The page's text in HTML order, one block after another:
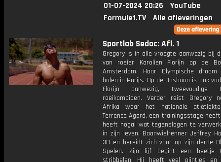
01-07-2024 20:26
YouTube
Formule1.TV
Alle afleveringen
Sportlab Sedoc: Afl. 1
Gregory is in alle vroegte aanwezig bij
van roeier Karolien Florijn op de
Amsterdam. Haar Olympische
halen in Parijs. Op de Bosbaan is ook
Florijn aanwezig, tweevoudige
roeikampioen. Verder reist Gregory
Afrika waar het nationale
Terrence Agard, een trainingsstage
heeft nogal wat tegenslagen te
in zijn leven. Baanwielrenner Jeffrey
30 en bereidt zich voor op zijn derde
Spelen. Zijn lijf begint een beetje
stribbelen. Hij heeft veel pijntjes en